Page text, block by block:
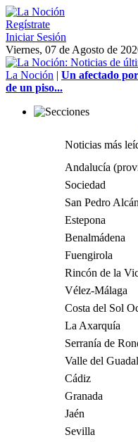
Regístrate
Iniciar Sesión
Viernes, 07 de Agosto de
La Noción | Un afectado
de un piso...
Noticias más
Andalucía
Sociedad
San Pedro
Estepona
Benalmádena
Fuengirola
Rincón de la
Vélez-Málaga
Costa del Sol
La Axarquía
Serranía de
Valle del
Cádiz
Granada
Jaén
Sevilla